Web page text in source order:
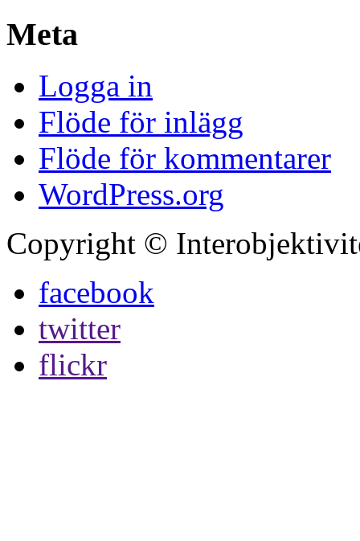
Meta
Logga in
Flöde för inlägg
Flöde för kommentarer
WordPress.org
Copyright ©
facebook
twitter
flickr